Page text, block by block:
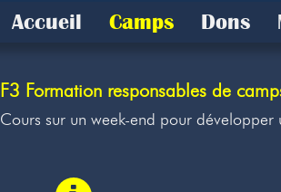
Accueil Camps Dons
F3 Formation responsables de
Cours sur un week-end pour